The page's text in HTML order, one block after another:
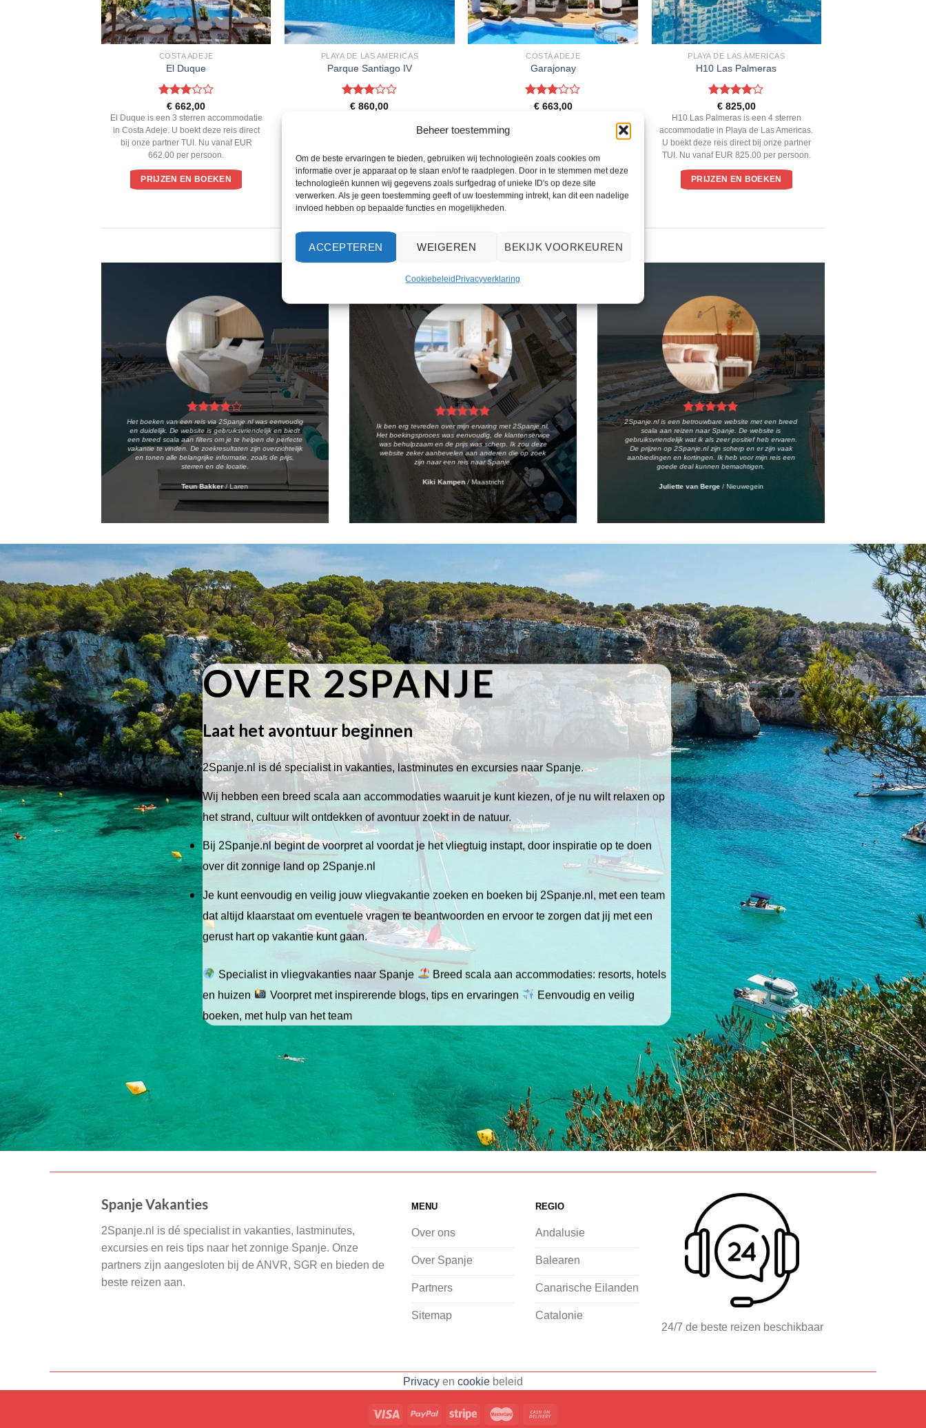
Beheer toestemming
Om de beste ervaringen te bieden, gebruiken wij technologieën zoals cookies om
informatie over je apparaat op te slaan en/of te raadplegen. Door in te stemmen met deze
technologieën kunnen wij gegevens zoals surfgedrag of unieke ID's op deze site
verwerken. Als je geen toestemming geeft of uw toestemming intrekt, kan dit een nadelige
invloed hebben op bepaalde functies en mogelijkheden.
ACCEPTEREN WEIGEREN BEKIJK VOORKEUREN
CookiebeleidPrivacyverklaring
COSTA ADEJE
El Duque
Gewaardeerd
3uit 5
€ 662,00
El Duque is een 3 sterren accommodatie
in Costa Adeje. U boekt deze reis direct
bij onze partner TUI. Nu vanaf EUR
662.00 per persoon.
PRIJZEN EN BOEKEN
PLAYA DE LAS AMERICAS
Parque Santiago IV
Gewaardeerd
€ 860,00
accommodatie in Playa de Las Americas.
TUI. Nu vanaf EUR 860.00 per persoon.
PRIJZEN EN BOEKEN
COSTA ADEJE
Garajonay
Gewaardeerd
€663,00
accommodatie in Costa Adeje. U boekt
deze reis direct bij onze partner TUI. Nu
vanaf EUR 663.00 per persoon.
PRIJZEN EN BOEKEN
PLAYA DE LAS AMERICAS
H10 Las Palmeras
Gewaardeerd
4uit 5
€825,00
H10 Las Palmeras is een 4 sterren
accommodatie in Playa de Las Americas.
U boekt deze reis direct bij onze partner
TUI. Nu vanaf EUR 825.00 per persoon.
PRIJZEN EN BOEKEN
WAT ZE OVER ONS ZEGGEN
Het boeken van een reis via 2Spanje.nl was eenvoudig
en duidelijk. De website is gebruiksvriendelijk en biedt
een breed scala aan filters om je te helpen de perfecte
vakantie te vinden. De zoekresultaten zijn overzichtelijk
en tonen alle belangrijke informatie, zoals de prijs,
sterren en de locatie.
Teun Bakker /Laren
Ik ben erg tevreden over mijn ervaring met 2Spanje.nl.
Het boekingsproces was eenvoudig, de klantenservice
was behulpzaam en de prijs was scherp. Ik zou deze
website zeker aanbevelen aan anderen die op zoek
zijn naar een reis naar Spanje.
Kiki Kampen /Maastricht
2Spanje.nl is een betrouwbare website met een breed
scala aan reizen naar Spanje. De website is
gebruiksvriendelijk wat ik als zeer positief heb ervaren.
De prijzen op 2Spanje.nl zijn scherp en er zijn vaak
aanbiedingen en kortingen. Ik heb voor mijn reis een
goede deal kunnen bemachtigen.
Juliette van Berge /Nieuwegein
OVER 2SPANJE
Laat het avontuur beginnen
2Spanje.nl is dé specialist in vakanties, lastminutes en excursies naar Spanje.
Wij hebben een breed scala aan accommodaties waaruit je kunt kiezen, of je nu wilt relaxen op
het strand, cultuur wilt ontdekken of avontuur zoekt in de natuur.
Bij 2Spanje.nl begint de voorpret al voordat je het vliegtuig instapt, door inspiratie op te doen
over dit zonnige land op 2Spanje.nl
Je kunt eenvoudig en veilig jouw vliegvakantie zoeken en boeken bij 2Spanje.nl, met een team
dat altijd klaarstaat om eventuele vragen te beantwoorden en ervoor te zorgen dat jij met een
gerust hart op vakantie kunt gaan.
Specialist in vliegvakanties naar Spanje
Breed scala aan accommodaties: resorts, hotels
en huizen
Voorpret met inspirerende blogs, tips en ervaringen
Eenvoudig en veilig
boeken, met hulp van het team
Spanje Vakanties
2Spanje.nl is dé specialist in vakanties, lastminutes,
excursies en reis tips naar het zonnige Spanje. Onze
partners zijn aangesloten bij de ANVR, SGR en bieden de
beste reizen aan.
MENU
Over ons
Over Spanje
Partners
Sitemap
REGIO
Andalusie
Balearen
Canarische Eilanden
Catalonie
24/7 de beste reizen beschikbaar
Privacy en cookie beleid